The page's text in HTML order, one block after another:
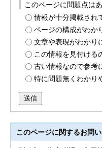
このページに問題点は
情報が十分掲載され
ページの構成がわか
文章や表現がわかり
この情報を見付ける
古い情報なので参考
特に問題無くわかり
送信
このページに関するお問